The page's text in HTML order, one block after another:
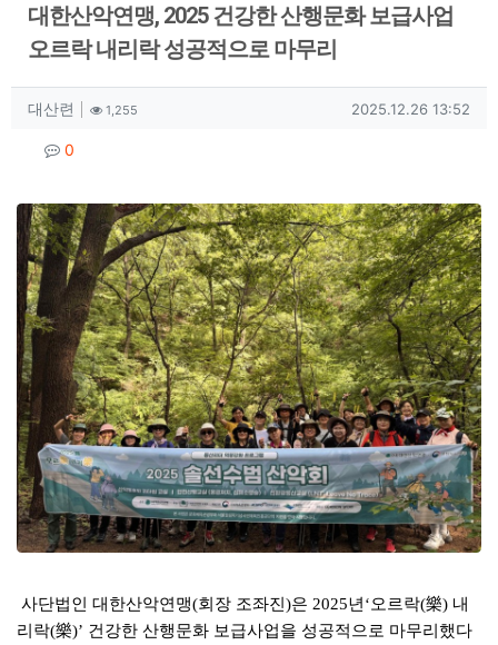
대한산악연맹, 2025 건강한 산행문화 보급사업
오르락 내리락 성공적으로 마무리
작성자 정보
대산련 작성1,255조회 작성일
2025.12.26 13:52
컨텐츠 정보
0
본문
사단법인 대한산악연맹(회장 조좌진)은 2025년‘오르락(樂) 내
리락(樂)’ 건강한 산행문화 보급사업을 성공적으로 마무리했다